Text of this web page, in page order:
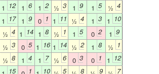
1 12 1 6 1 2 ½ 3 1 9 1 5 ½ 4
1 17 1 9 0 1 1 11 ½ 4 1 3 1 10
½ 4 1 14 1 8 ½ 1 1 5 0 2 1 9
½ 3 0 5 1 16 1 14 ½ 2 1 8 ½ 1
½ 8 1 4 1 7 ½ 6 0 3 0 1 1 12
15 1 10 5 8 9
7